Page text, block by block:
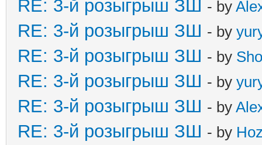
RE: 3-й розыгрыш ЗШ - by
RE: 3-й розыгрыш ЗШ - by
RE: 3-й розыгрыш ЗШ - by
RE: 3-й розыгрыш ЗШ - by
RE: 3-й розыгрыш ЗШ - by
RE: 3-й розыгрыш ЗШ - by